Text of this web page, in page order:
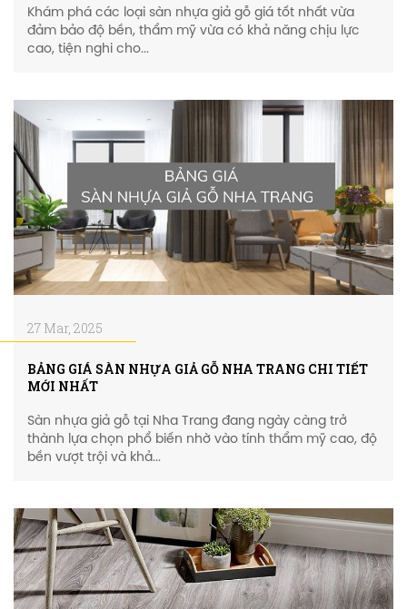
Khám phá các loại sàn nhựa giả gỗ giá tốt nhất vừa
đảm bảo độ bền, thẩm mỹ vừa có khả năng chịu lực
cao, tiện nghi cho...
27 Mar, 2025
BẢNG GIÁ SÀN NHỰA GIẢ GỖ NHA TRANG CHI TIẾT
MỚI NHẤT
Sàn nhựa giả gỗ tại Nha Trang đang ngày càng trở
thành lựa chọn phổ biến nhờ vào tính thẩm mỹ cao, độ
bền vượt trội và khả...